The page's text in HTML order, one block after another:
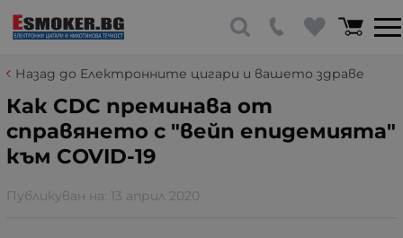
Назад до Електронните цигари и вашето здраве
Как CDC преминава от
справянето с "вейп епидемията"
към COVID-19
Публикуван на: 13 април 2020